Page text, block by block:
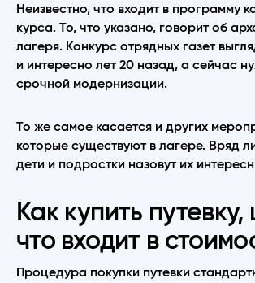
Неизвестно, что входит в программу
курса. То, что указано, говорит об
лагеря. Конкурс отрядных газет
и интересно лет 20 назад, а сейчас
срочной модернизации.
То же самое касается и других
которые существуют в лагере. Вряд
дети и подростки назовут их
Как купить
что входит в
Процедура покупки путевки